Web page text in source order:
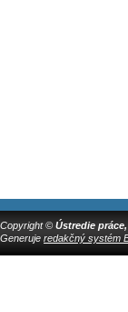
Copyright © Ústredie
Generuje redakčný systém